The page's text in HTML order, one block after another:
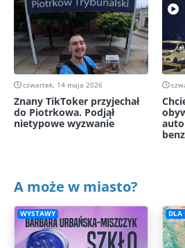
czwartek, 14 maja 2026
Znany TikToker przyjechał
do Piotrkowa. Podjął
nietypowe wyzwanie
A może w miasto?
WYSTAWY DLA